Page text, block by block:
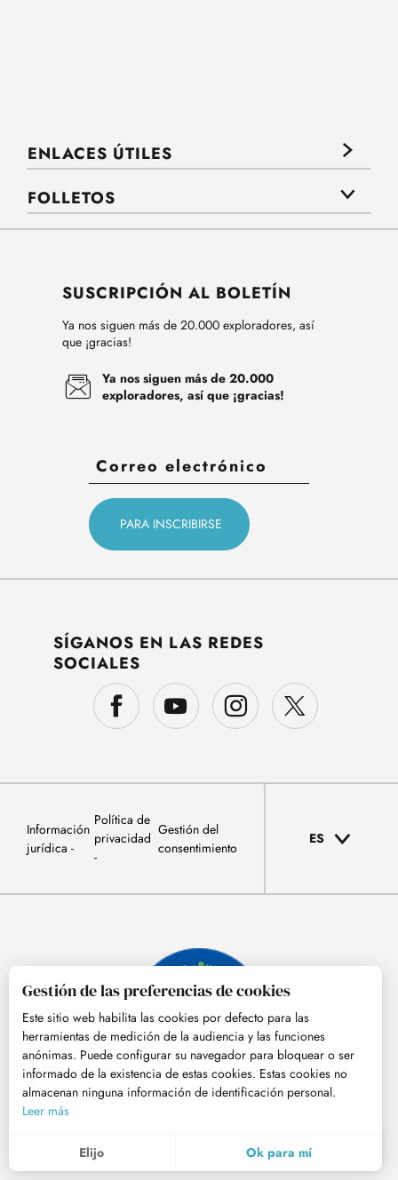
MENÚ
Voir les favoris
Buscar
ENLACES ÚTILES
FOLLETOS
SUSCRIPCIÓN AL BOLETÍN
Ya nos siguen más de 20.000 exploradores, así
que ¡gracias!
Ya nos siguen más de 20.000
exploradores, así que ¡gracias!
SÍGANOS EN LAS REDES
SOCIALES
Información
jurídica
Política de
privacidad
Gestión del
consentimiento
ES
© Tourisme Hautes-Pyrénées
Gestión de las preferencias de cookies
Este sitio web habilita las cookies por defecto para las
herramientas de medición de la audiencia y las funciones
anónimas. Puede configurar su navegador para bloquear o ser
informado de la existencia de estas cookies. Estas cookies no
almacenan ninguna información de identificación personal.
Leer más
Elijo Ok para mí